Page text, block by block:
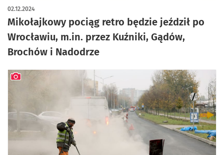
Mikołajkowy pociąg retro będzie jeździł po
Wrocławiu, m.in. przez Kuźniki, Gądów,
Brochów i Nadodrze
02.12.2024
artykuł z galerią zdjęć